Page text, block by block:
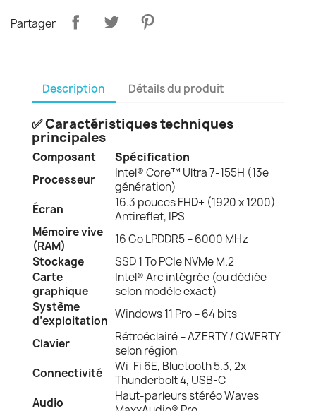
Partager
Description Détails du produit
✅Caractéristiques techniques
principales
Composant
Spécification
Processeur
Intel® Core™ Ultra 7-155H (13e
génération)
Écran
16.3 pouces FHD+ (1920 x 1200) –
Antireflet, IPS
Mémoire vive
(RAM)
16 Go LPDDR5 – 6000 MHz
Stockage
SSD 1 To PCIe NVMe M.2
Carte
graphique
Intel® Arc intégrée (ou dédiée
selon modèle exact)
Système
d’exploitation Windows 11 Pro – 64 bits
Clavier
Rétroéclairé – AZERTY / QWERTY
selon région
Connectivité
Wi-Fi 6E, Bluetooth 5.3, 2x
Thunderbolt 4, USB-C
Audio
Haut-parleurs stéréo Waves